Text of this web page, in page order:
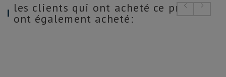
les clients qui ont acheté ce produit
ont également acheté: